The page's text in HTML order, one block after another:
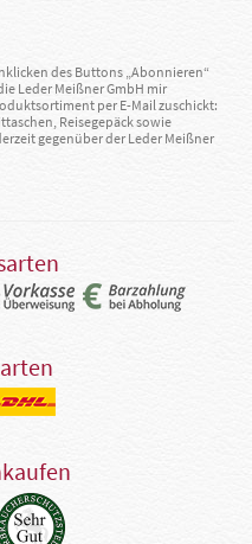
des Buttons „Abonnieren“
Leder Meißner GmbH mir
per E-Mail zuschickt:
Reisegepäck sowie
gegenüber der Leder Meißner